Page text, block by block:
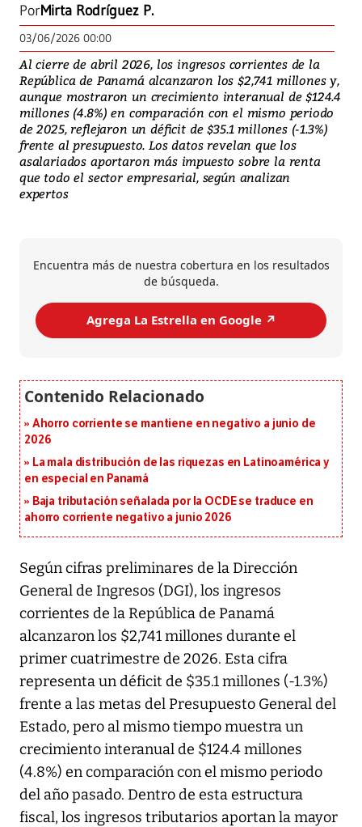
PorMirta Rodríguez P.
03/06/2026 00:00
Al cierre de abril 2026, los ingresos corrientes de la
República de Panamá alcanzaron los $2,741 millones y,
aunque mostraron un crecimiento interanual de $124.4
millones (4.8%) en comparación con el mismo periodo
de 2025, reflejaron un déficit de $35.1 millones (-1.3%)
frente al presupuesto. Los datos revelan que los
asalariados aportaron más impuesto sobre la renta
que todo el sector empresarial, según analizan
expertos
Encuentra más de nuestra cobertura en los resultados
de búsqueda.
Agrega La Estrella en Google ↗️
Ahorro corriente se mantiene en negativo a junio de
2026
La mala distribución de las riquezas en Latinoamérica y
en especial en Panamá
Baja tributación señalada por la OCDE se traduce en
ahorro corriente negativo a junio 2026
Según cifras preliminares de la Dirección
General de Ingresos (DGI), los ingresos
corrientes de la República de Panamá
alcanzaron los $2,741 millones durante el
primer cuatrimestre de 2026. Esta cifra
representa un déficit de $35.1 millones (-1.3%)
frente a las metas del Presupuesto General del
Estado, pero al mismo tiempo muestra un
crecimiento interanual de $124.4 millones
(4.8%) en comparación con el mismo periodo
del año pasado. Dentro de esta estructura
fiscal, los ingresos tributarios aportan la mayor